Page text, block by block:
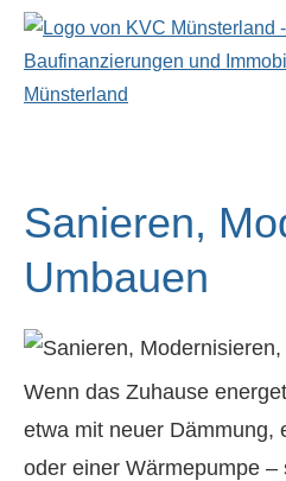
Sanieren,
Umbauen
Wenn das Zuhause
etwa mit neuer Dämmung,
oder einer Wärmepumpe –